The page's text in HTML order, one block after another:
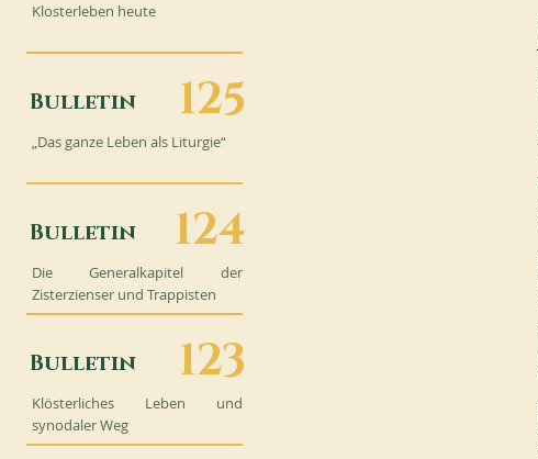
Klosterleben heute
125
Bulletin
„Das ganze Leben als Liturgie“
124
Bulletin
Die Generalkapitel der
Zisterzienser und Trappisten
123
Bulletin
Klösterliches Leben und
synodaler Weg